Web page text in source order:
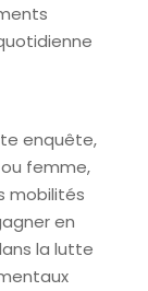
enquête,
femme,
mobilités
en
la lutte